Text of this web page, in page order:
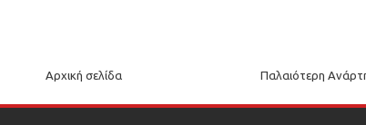
Παλαιότερη
Αρχική σελίδα